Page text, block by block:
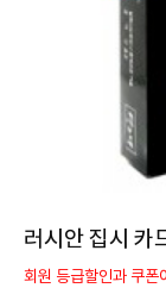
러시안 집시 카
회원 등급할인과 쿠폰